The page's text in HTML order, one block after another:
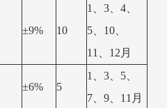
±9% 10
1、3、4、
5、10、
11、12月
±6% 5
1、3、5、
7、9、11月